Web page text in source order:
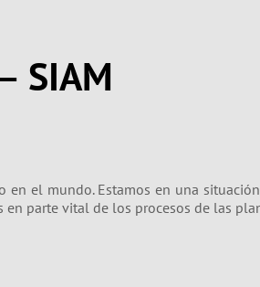
SIAM
el mundo. Estamos en una
parte vital de los procesos de las